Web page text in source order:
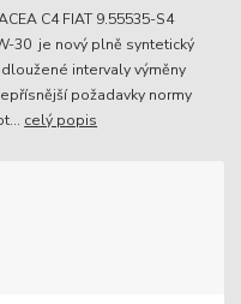
C4 FIAT 9.55535-S4
30 je nový plně syntetický
intervaly výměny
požadavky normy
celý popis